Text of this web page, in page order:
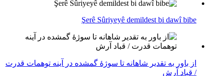
Şerê Sûriyeyê demildest bi dawî bibe
از باور بە تقدیر شاهانه تا سوژهٔ گمشده در آینه توهمات قدرت
/ قباد آرش